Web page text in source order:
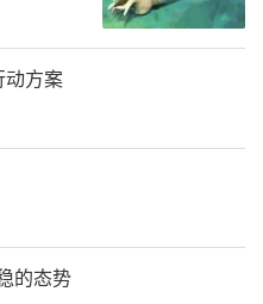
一个奇怪现象，他202
时，多家驾校招生人
2300元，每家驾校的
望观望。2025年2月
费用，发现已经集体
的行为，让周林感觉
方案
的态势